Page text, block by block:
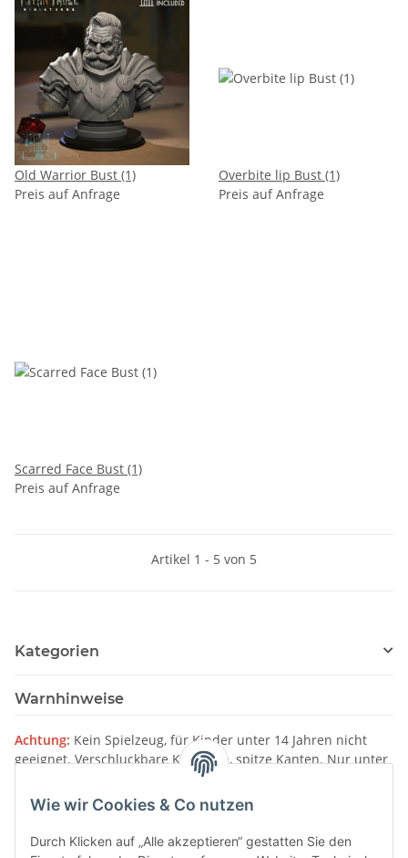
Old Warrior Bust (1)
Preis auf Anfrage
Overbite lip Bust (1)
Preis auf Anfrage
Scarred Face Bust (1)
Preis auf Anfrage
Artikel 1 - 5 von 5
Kategorien
Warnhinweise
Achtung: Kein Spielzeug, für Kinder unter 14 Jahren nicht
geeignet. Verschluckbare Kleinteile, spitze Kanten. Nur unter
Aufsicht von Erwachsenen verwenden.
Bitte beachten Sie unsereWarnhinweise
Wie wir Cookies & Co nutzen
Durch Klicken auf „Alle akzeptieren“ gestatten Sie den